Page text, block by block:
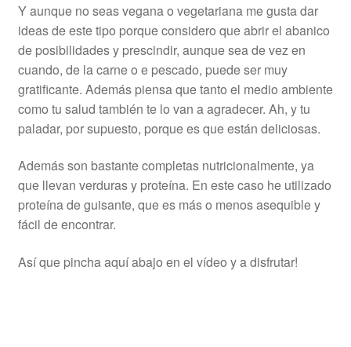
Y aunque no seas vegana o vegetariana me gusta dar
ideas de este tipo porque considero que abrir el abanico
de posibilidades y prescindir, aunque sea de vez en
cuando, de la carne o e pescado, puede ser muy
gratificante. Además piensa que tanto el medio ambiente
como tu salud también te lo van a agradecer. Ah, y tu
paladar, por supuesto, porque es que están deliciosas.
Además son bastante completas nutricionalmente, ya
que llevan verduras y proteína. En este caso he utilizado
proteína de guisante, que es más o menos asequible y
fácil de encontrar.
Así que pincha aquí abajo en el vídeo y a disfrutar!